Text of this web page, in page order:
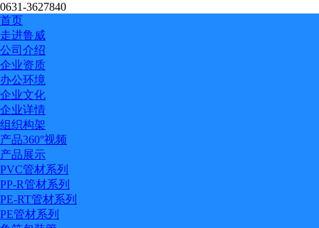
0631-3627840
首页
走进鲁威
公司介绍
企业资质
办公环境
企业文化
企业详情
组织构架
产品360°视频
产品展示
PVC管材系列
PP-R管材系列
PE-RT管材系列
PE管材系列